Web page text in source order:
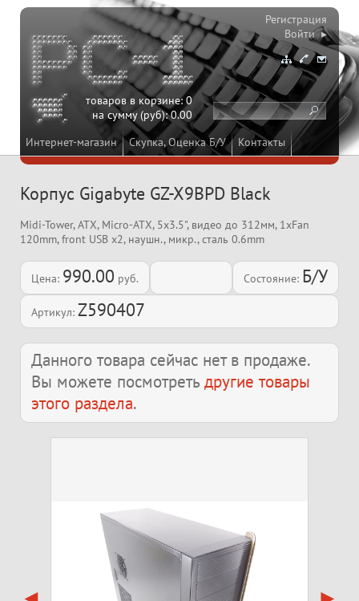
Интернет-магазин Скупка, Оценка Б/У Контакты
товаров в корзине:0
на сумму (руб):0.00
Регистрация
Войти ▸
Корпус Gigabyte GZ-X9BPD Black
Midi-Tower, ATX, Micro-ATX, 5x3.5", видео до 312мм, 1xFan
120mm, front USB x2, наушн., микр., сталь 0.6mm
Цена: 990.00 руб. Состояние: Б/У
Артикул: Z590407
Данного товара сейчас нет в продаже.
Вы можете посмотреть другие товары
этого раздела.